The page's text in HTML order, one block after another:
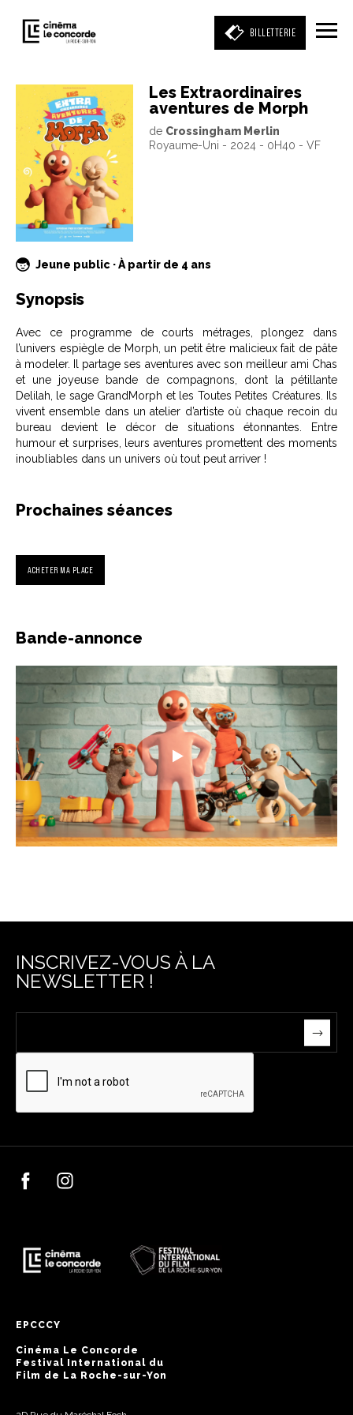
BILLETTERIE
Entrez votre mot clé
(film, réalisateur, acteur, événement)
Les Extraordinaires
aventures de Morph
de Crossingham Merlin
Royaume-Uni - 2024 - 0H40 - VF
Jeune public · À partir de 4 ans
Synopsis
Avec ce programme de courts métrages, plongez dans
l’univers espiègle de Morph, un petit être malicieux fait de pâte
à modeler. Il partage ses aventures avec son meilleur ami Chas
et une joyeuse bande de compagnons, dont la pétillante
Delilah, le sage GrandMorph et les Toutes Petites Créatures. Ils
vivent ensemble dans un atelier d’artiste où chaque recoin du
bureau devient le décor de situations étonnantes. Entre
humour et surprises, leurs aventures promettent des moments
inoubliables dans un univers où tout peut arriver !
Prochaines séances
ACHETER MA PLACE
Bande-annonce
INSCRIVEZ-VOUS À LA
NEWSLETTER !
EPCCCY
Cinéma Le Concorde
Festival International du
Film de La Roche-sur-Yon